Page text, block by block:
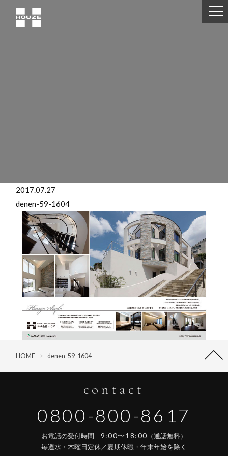
2017.07.27
denen-59-1604
HOME > denen-59-1604
contact
0800-800-8617
お電話の受付時間 9:00〜18:00 （通話無料）
毎週水・木曜日定休／夏期休暇・年末年始を除く